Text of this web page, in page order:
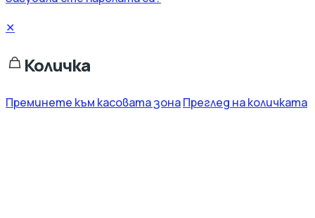
✕
Количка
Преминете към касовата зонаПреглед на количката